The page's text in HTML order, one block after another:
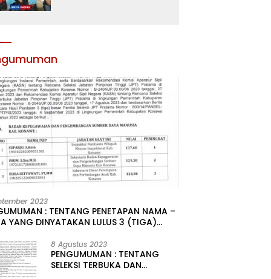
2023
: TENTANG PENETAPAN NAMA –
YANG DINYATAKAN LULUS 3 (TIGA)
PIMPINAN TINGGI PRATAMA DI
PEMERINTAH DAERAH
KONAWE
8 Agustus 2023
PENGUMUMAN : TENTANG
SELEKSI TERBUKA DAN